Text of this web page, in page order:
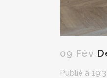
09 Fév
Publié à